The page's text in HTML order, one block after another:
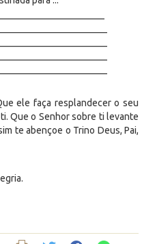
ele faça resplandecer o seu
Que o Senhor sobre ti levante
te abençoe o Trino Deus, Pai,